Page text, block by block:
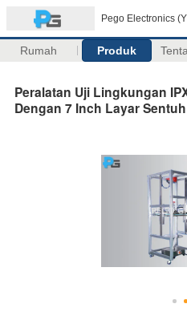
Pego Electronics
Rumah Produk
Peralatan Uji Lingkungan
Dengan 7 Inch Layar Sentuh